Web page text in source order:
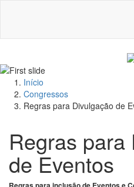
Início
Congressos
Regras para Divulgação de
Regras para
de Eventos